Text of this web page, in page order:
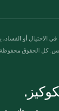
الاحتيال أو